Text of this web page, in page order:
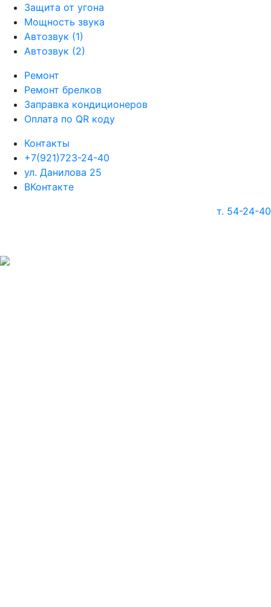
Защита от угона
Мощность звука
Автозвук (1)
Автозвук (2)
Ремонт
Ремонт брелков
Заправка кондиционеров
Оплата по QR коду
Контакты
+7(921)723-24-40
ул. Данилова 25
ВКонтакте
т. 54-24-40